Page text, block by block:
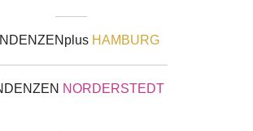
plus HAMBURG
NORDERSTEDT